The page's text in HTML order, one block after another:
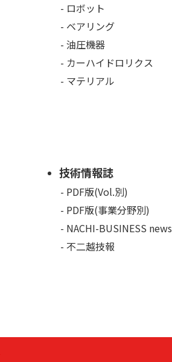
ロボット
ベアリング
油圧機器
カーハイドロリクス
マテリアル
技術情報誌
PDF版(Vol.別)
PDF版(事業分野別)
NACHI-BUSINESS news
不二越技報